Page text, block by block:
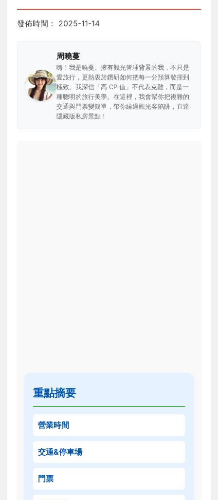
發佈時間： 2025-11-14
周曉蔓
嗨！我是曉蔓。擁有觀光管理背景的我，不只是
愛旅行，更熱衷於鑽研如何把每一分預算發揮到
極致。我深信「高 CP 值」不代表克難，而是一
種聰明的旅行美學。在這裡，我會幫你把複雜的
交通與門票變簡單，帶你繞過觀光客陷阱，直達
隱藏版私房景點！
重點摘要
營業時間
交通&停車場
門票